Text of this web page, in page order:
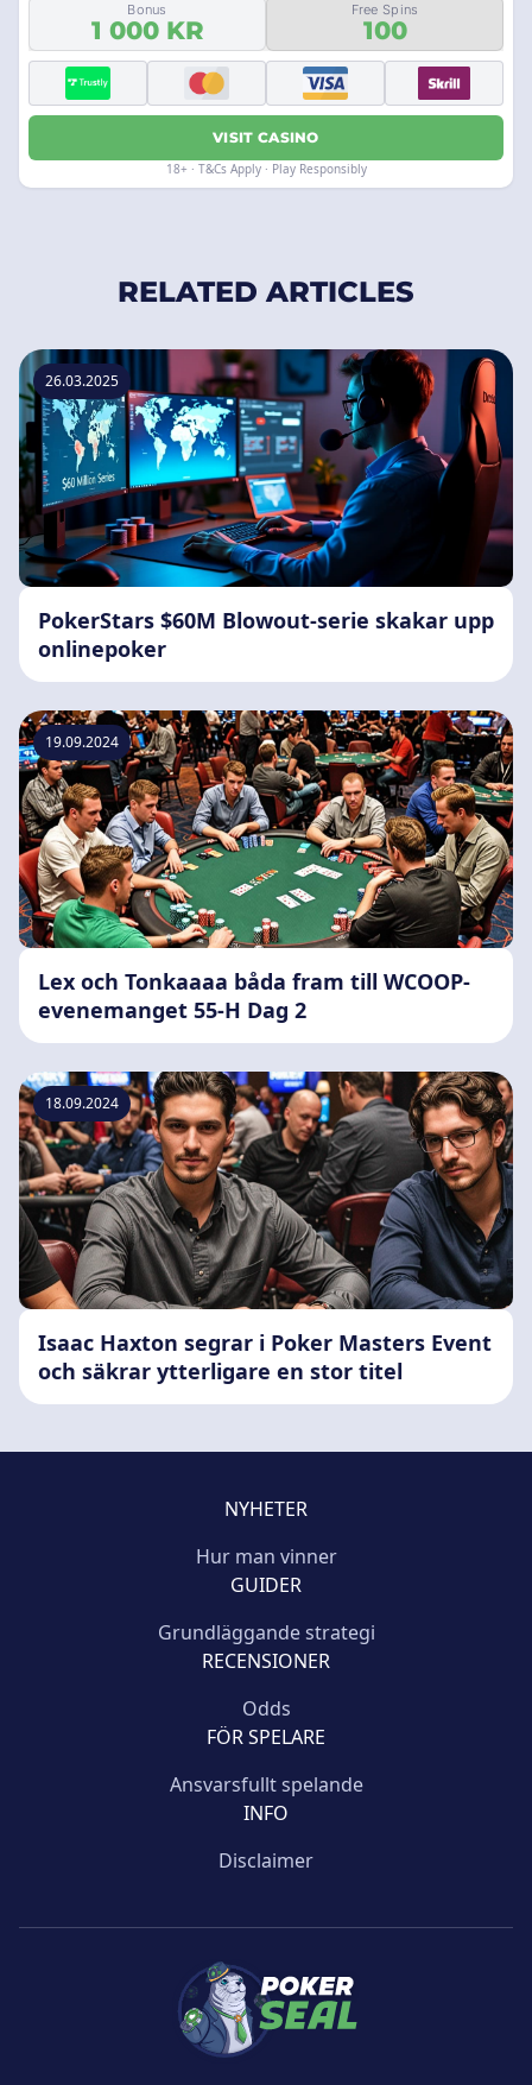
Bonus
1 000 KR
Free Spins
100
VISIT CASINO
18+ · T&Cs Apply · Play Responsibly
RELATED ARTICLES
26.03.2025
PokerStars $60M Blowout-serie skakar upp
onlinepoker
19.09.2024
Lex och Tonkaaaa båda fram till WCOOP-
evenemanget 55-H Dag 2
18.09.2024
Isaac Haxton segrar i Poker Masters Event
och säkrar ytterligare en stor titel
NYHETER
Hur man vinner
GUIDER
Grundläggande strategi
RECENSIONER
Odds
FÖR SPELARE
Ansvarsfullt spelande
INFO
Disclaimer